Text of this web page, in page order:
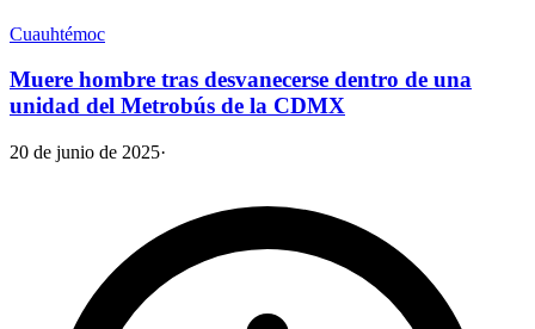
Cuauhtémoc
Muere hombre tras desvanecerse dentro de una
unidad del Metrobús de la CDMX
20 de junio de 2025·